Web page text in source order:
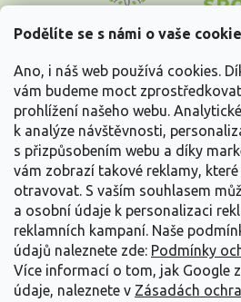
Podělíte se s námi o vaše
Ano, i náš web používá cookies.
vám budeme moct
prohlížení našeho webu.
k analýze návštěvnosti,
s přizpůsobením webu a díky
vám zobrazí takové reklamy,
otravovat. S vaším souhlasem
a osobní údaje k personalizaci
reklamních kampaní. Naše
údajů naleznete zde: Podmínky
Více informací o tom, jak Google
údaje, naleznete v Zásadách
p
Vše o nákupu
Informace pro Vás
Kontakujte nás